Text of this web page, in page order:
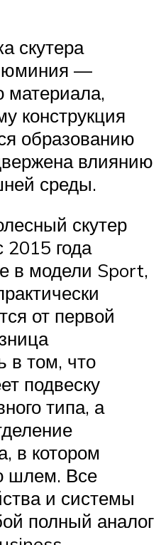
скутера
—
материала,
конструкция
образованию
влиянию
среды.
скутер
2015 года
в модели Sport,
от первой
в том, что
подвеску
типа, а
в котором
шлем. Все
и системы
полный аналог